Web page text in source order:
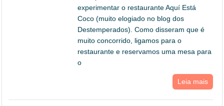
experimentar o restaurante Aquí Está
Coco (muito elogiado no blog dos
Destemperados). Como disseram que é
muito concorrido, ligamos para o
restaurante e reservamos uma mesa para
o
Leia mais